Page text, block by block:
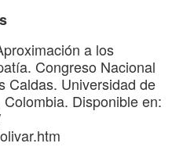
a los
Congreso Nacional
Caldas. Universidad de
Disponible en: